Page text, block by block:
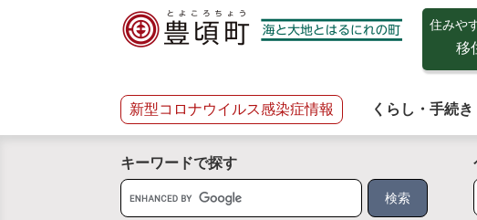
住みや
移
新型コロナウイルス感染症情報 くらし・手続き
キーワードで探す
サ
イ